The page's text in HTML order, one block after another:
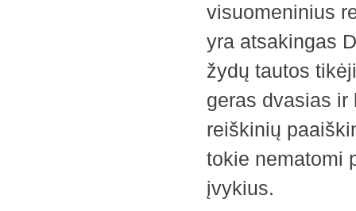
visuomeninius
yra atsakingas
žydų tautos
geras dvasias
reiškinių
tokie nematomi
įvykius.